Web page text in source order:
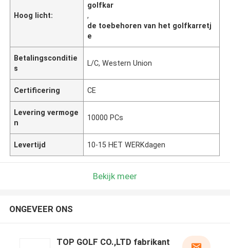
Hoog licht:
golfkar
,
de toebehoren van het golfkarretj
e
Betalingsconditie
s
L/C, Western Union
Certificering CE
Levering vermoge
n
10000 PCs
Levertijd 10-15 HET WERKdagen
Bekijk meer
ONGEVEER ONS
TOP GOLF CO.,LTD fabrikant